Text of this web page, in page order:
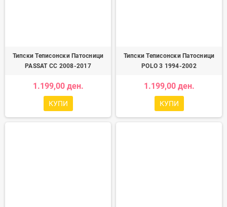
Типски Теписонски Патосници
PASSAT CC 2008-2017
1.199,00 ден.
КУПИ
Типски Теписонски Патосници
POLO 3 1994-2002
1.199,00 ден.
КУПИ